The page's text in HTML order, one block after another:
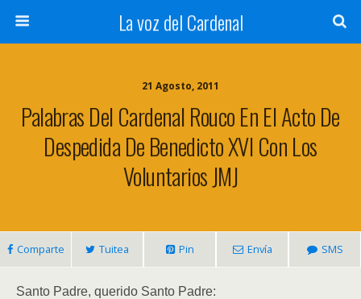
La voz del Cardenal
21 Agosto, 2011
Palabras Del Cardenal Rouco En El Acto De
Despedida De Benedicto XVI Con Los
Voluntarios JMJ
Comparte Tuitea Pin Envía SMS
Santo Padre, querido Santo Padre: